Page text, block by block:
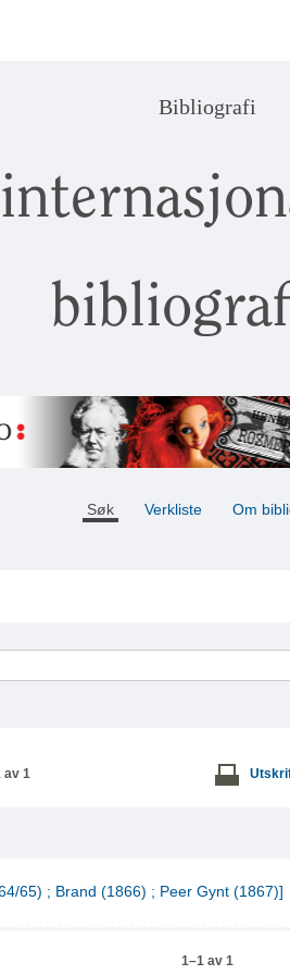
Bibliografi
Søk Verkliste Om
av 1
65) ; Brand (1866) ; Peer Gynt (1867)]
1–1 av 1